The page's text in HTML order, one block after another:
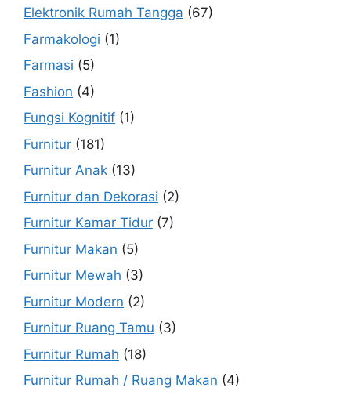
Elektronik Rumah Tangga (67)
Farmakologi (1)
Farmasi (5)
Fashion (4)
Fungsi Kognitif (1)
Furnitur (181)
Furnitur Anak (13)
Furnitur dan Dekorasi (2)
Furnitur Kamar Tidur (7)
Furnitur Makan (5)
Furnitur Mewah (3)
Furnitur Modern (2)
Furnitur Ruang Tamu (3)
Furnitur Rumah (18)
Furnitur Rumah / Ruang Makan (4)